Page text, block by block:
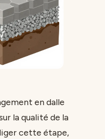
en dalle
la qualité de la
cette étape,